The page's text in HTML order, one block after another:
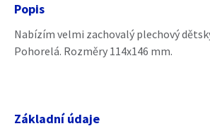
Popis
Nabízím velmi zachovalý plechový
Pohorelá. Rozměry 114x146 mm.
Základní údaje